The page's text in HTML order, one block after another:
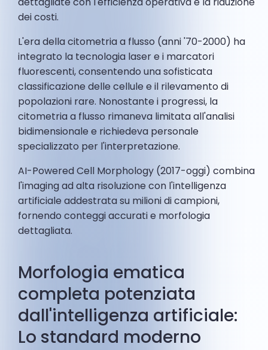
dei costi.
L'era della citometria a flusso (anni '70-2000) ha
integrato la tecnologia laser e i marcatori
fluorescenti, consentendo una sofisticata
classificazione delle cellule e il rilevamento di
popolazioni rare. Nonostante i progressi, la
citometria a flusso rimaneva limitata all'analisi
bidimensionale e richiedeva personale
specializzato per l'interpretazione.
AI-Powered Cell Morphology (2017-oggi) combina
l'imaging ad alta risoluzione con l'intelligenza
artificiale addestrata su milioni di campioni,
fornendo conteggi accurati e morfologia
dettagliata.
Morfologia ematica
completa potenziata
dall'intelligenza artificiale:
Lo standard moderno